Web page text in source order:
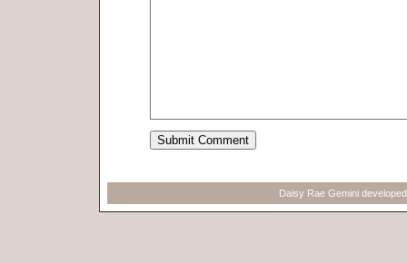
Daisy Rae Gemini